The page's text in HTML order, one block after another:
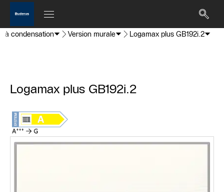
à condensation Version murale Logamax plus GB192i.2
Logamax plus GB192i.2